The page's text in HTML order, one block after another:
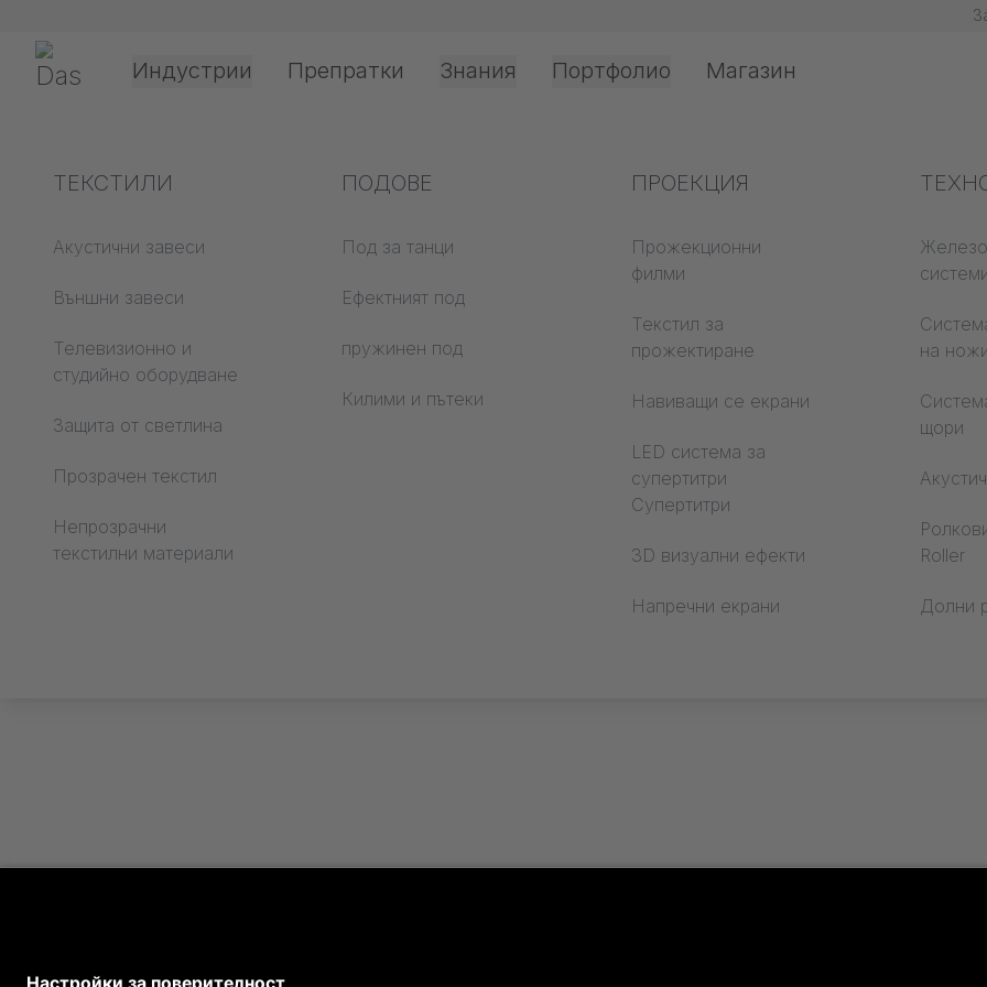
Gerriets Индустрии
Театър и култура
Събития и
Офис и интериор
Препратки Знания
Обяснение на
Прожекционни
текстил ABC
Технология за
приложение
Видове задвижвания
Обработка на
Експертни познания
Познания за текстила
Акустични познания
прожектиране
Trevira
Портфолио
ТЕКСТИЛИ
Акустични завеси
Външни завеси
Телевизионно и
студийно оборудване
Защита от светлина
Прозрачен текстил
Непрозрачни
текстилни материали
ПОДОВЕ
Под за танци
Ефектният под
пружинен под
Килими и пътеки
ПРОЕКЦИЯ
Прожекционни
филми
Текстил за
прожектиране
Навиващи се екрани
LED система за
супертитри
Супертитри
3D визуални ефекти
Напречни екрани
на
щори
Roller
Долни
Магазин
Свържете се с нас